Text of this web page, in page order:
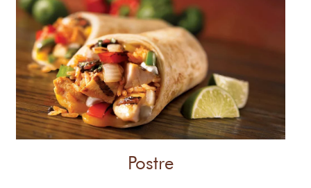
Postre